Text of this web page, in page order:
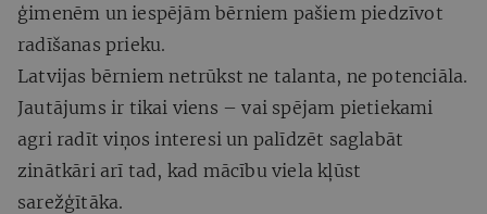
ģimenēm un iespējām bērniem pašiem piedzīvot
radīšanas prieku.
Latvijas bērniem netrūkst ne talanta, ne potenciāla.
Jautājums ir tikai viens – vai spējam pietiekami
agri radīt viņos interesi un palīdzēt saglabāt
zinātkāri arī tad, kad mācību viela kļūst
sarežģītāka.